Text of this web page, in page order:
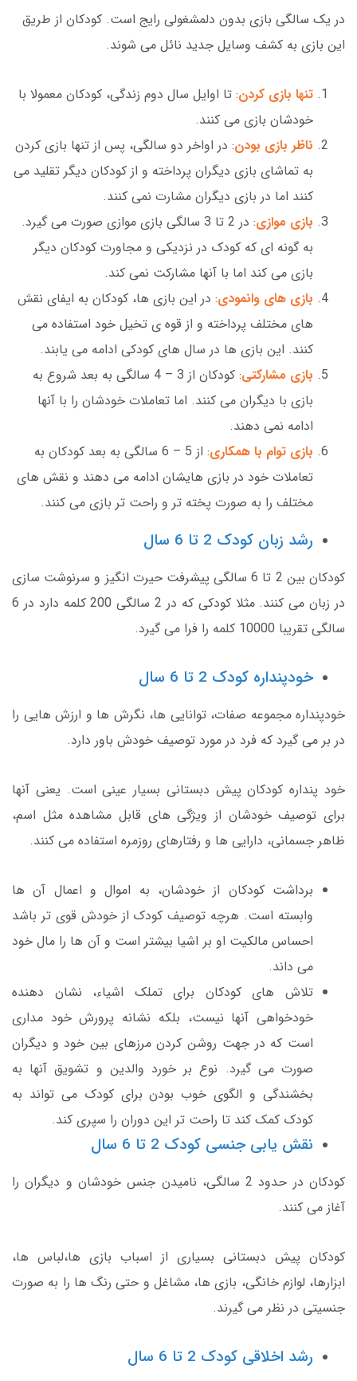
در یک سالگی بازی بدون دلمشغولی رایج است. کودکان از طریق
این بازی به کشف وسایل جدید نائل می شوند.
تنها بازی کردن: تا اوایل سال دوم زندگی، کودکان معمولا با
خودشان بازی می کنند.
ناظر بازی بودن: در اواخر دو سالگی، پس از تنها بازی کردن
به تماشای بازی دیگران پرداخته و از کودکان دیگر تقلید می
کنند اما در بازی دیگران مشارت نمی کنند.
بازی موازی
: در 2 تا 3 سالگی بازی موازی صورت می گیرد.
به گونه ای که کودک در نزدیکی و مجاورت کودکان دیگر
بازی می کند اما با آنها مشارکت نمی کند.
بازی های وانمودی: در این بازی ها، کودکان به ایفای نقش
های مختلف پرداخته و از قوه ی تخیل خود استفاده می
کنند. این بازی ها در سال های کودکی ادامه می یابند.
بازی مشارکتی
: کودکان از 3 – 4 سالگی به بعد شروع به
بازی با دیگران می کنند. اما تعاملات خودشان را با آنها
ادامه نمی دهند.
بازی توام با همکاری
: از 5 – 6 سالگی به بعد کودکان به
تعاملات خود در بازی هایشان ادامه می دهند و نقش های
مختلف را به صورت پخته تر و راحت تر بازی می کنند.
رشد زبان کودک 2 تا 6 سال
کودکان بین 2 تا 6 سالگی پیشرفت حیرت انگیز و سرنوشت سازی
در زبان می کنند. مثلا کودکی که در 2 سالگی 200 کلمه دارد در 6
سالگی تقریبا 10000 کلمه را فرا می گیرد.
خودپنداره کودک 2 تا 6 سال
خودپنداره مجموعه صفات، توانایی ها، نگرش ها و ارزش هایی را
در بر می گیرد که فرد در مورد توصیف خودش باور دارد.
خود پنداره کودکان پیش دبستانی بسیار عینی است. یعنی آنها
برای توصیف خودشان از ویژگی های قابل مشاهده مثل اسم،
ظاهر جسمانی، دارایی ها و رفتارهای روزمره استفاده می کنند.
برداشت کودکان از خودشان، به اموال و اعمال آن ها
وابسته است. هرچه توصیف کودک از خودش قوی تر باشد
احساس مالکیت او بر اشیا بیشتر است و آن ها را مال خود
می داند.
تلاش های کودکان برای تملک اشیاء، نشان دهنده
خودخواهی آنها نیست، بلکه نشانه پرورش خود مداری
است که در جهت روشن کردن مرزهای بین خود و دیگران
صورت می گیرد. نوع بر خورد والدین و تشویق آنها به
بخشندگی و الگوی خوب بودن برای کودک می تواند به
کودک کمک کند تا راحت تر این دوران را سپری کند.
نقش یابی جنسی کودک 2 تا 6 سال
کودکان در حدود 2 سالگی، نامیدن جنس خودشان و دیگران را
آغاز می کنند.
کودکان پیش دبستانی بسیاری از اسباب بازی ها،لباس ها،
ابزارها، لوازم خانگی، بازی ها، مشاغل و حتی رنگ ها را به صورت
جنسیتی در نظر می گیرند.
رشد اخلاقی کودک 2 تا 6 سال